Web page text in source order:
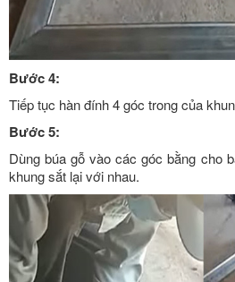
Bước 4:
Tiếp tục hàn đính 4 góc trong của
Bước 5:
Dùng búa gỗ vào các góc bằng cho
khung sắt lại với nhau.